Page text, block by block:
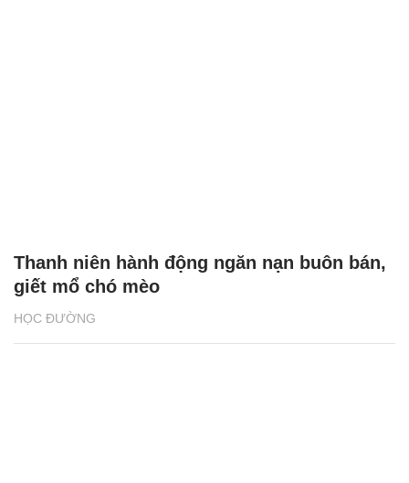
HỌC ĐƯỜNG
Thanh niên hành động ngăn nạn buôn bán,
giết mổ chó mèo